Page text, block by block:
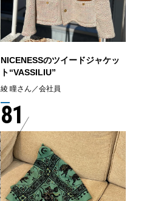
NICENESSのツイードジャケッ
ト“VASSILIU”
綾 瞳さん／会社員
81